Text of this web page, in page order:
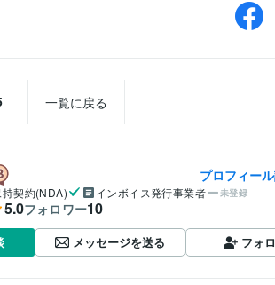
一覧に戻る
プロフィー
契約(NDA) インボイス発行事業者 未登録
5.0フォロワー10
メッセージを送る フォ